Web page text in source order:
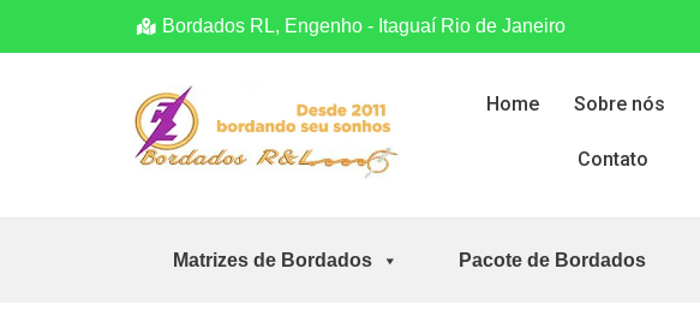
Bordados RL, Engenho - Itaguaí Rio de Janeiro
Home Sobre nós
Contato
Matrizes de Bordados Pacote de Bordados